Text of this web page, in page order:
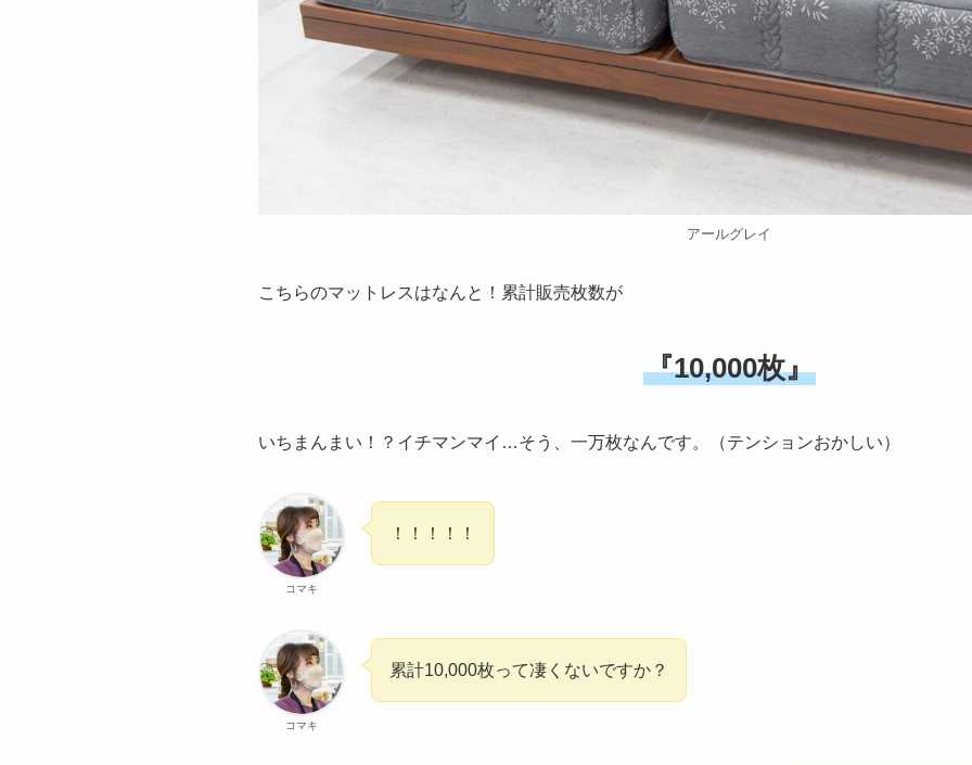
アールグレイ
こちらのマットレスはなんと！累計販売枚数が
『10,000枚』
いちまんまい！？イチマンマイ…そう、一万枚なんです。（テンションおかしい）
コマキ
！！！！！
コマキ
累計10,000枚って凄くないですか？